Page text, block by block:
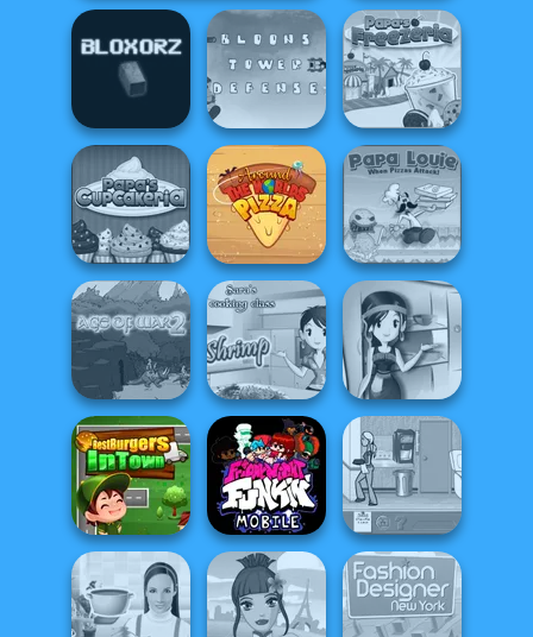
Emerland Solitaire
Sara's Cooking
Class Lentil So...
Bloxorz
Bloons Tower
Defense
Papa's Freezeria
Papa's
Cupcakeria
Around the
Worlds Pizza
Papa Louie:
When Pizzas
Attack
Age of War 2
Sara's Cooking
Class - Garlic...
Sara's Cooking
Class:
Thanksgi...
Best Burgers In
Friday Night
Funkin': Foned